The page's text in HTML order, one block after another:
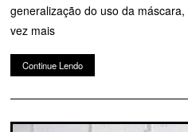
generalização do uso da
vez mais
Continue Lendo